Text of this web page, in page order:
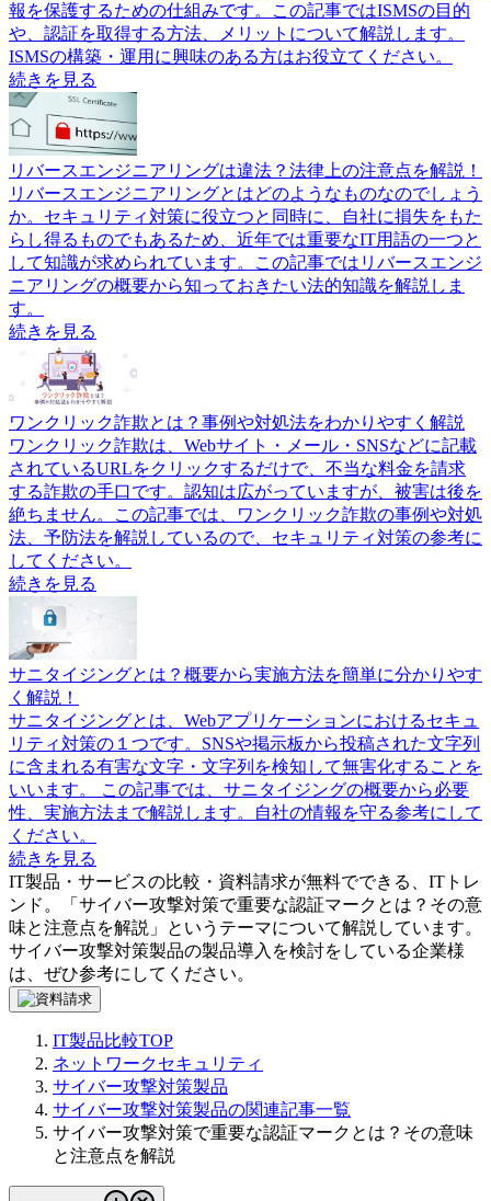
報を保護するための仕組みです。この記事ではISMSの目的
や、認証を取得する方法、メリットについて解説します。
ISMSの構築・運用に興味のある方はお役立てください。
続きを見る
リバースエンジニアリングは違法？法律上の注意点を解説！
リバースエンジニアリングとはどのようなものなのでしょう
か。セキュリティ対策に役立つと同時に、自社に損失をもた
らし得るものでもあるため、近年では重要なIT用語の一つと
して知識が求められています。この記事ではリバースエンジ
ニアリングの概要から知っておきたい法的知識を解説しま
す。
続きを見る
ワンクリック詐欺とは？事例や対処法をわかりやすく解説
ワンクリック詐欺は、Webサイト・メール・SNSなどに記載
されているURLをクリックするだけで、不当な料金を請求
する詐欺の手口です。認知は広がっていますが、被害は後を
絶ちません。この記事では、ワンクリック詐欺の事例や対処
法、予防法を解説しているので、セキュリティ対策の参考に
してください。
続きを見る
サニタイジングとは？概要から実施方法を簡単に分かりやす
く解説！
サニタイジングとは、Webアプリケーションにおけるセキュ
リティ対策の１つです。SNSや掲示板から投稿された文字列
に含まれる有害な文字・文字列を検知して無害化することを
いいます。 この記事では、サニタイジングの概要から必要
性、実施方法まで解説します。自社の情報を守る参考にして
ください。
続きを見る
IT製品・サービスの比較・資料請求が無料でできる、ITトレ
ンド。「 サイバー攻撃対策で重要な認証マークとは？その意
味と注意点を解説 」というテーマについて解説しています。
サイバー攻撃対策製品の製品導入を検討をしている企業様
は、ぜひ参考にしてください。
IT製品比較TOP
ネットワークセキュリティ
サイバー攻撃対策製品
サイバー攻撃対策製品の関連記事一覧
サイバー攻撃対策で重要な認証マークとは？その意味
と注意点を解説